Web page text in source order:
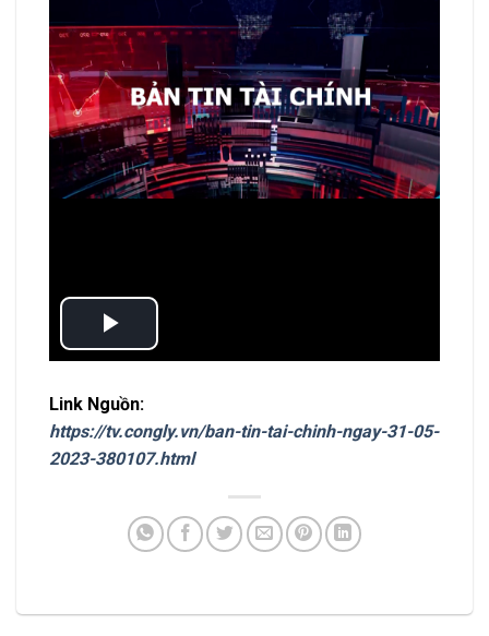
Link Nguồn:
https://tv.congly.vn/ban-tin-tai-chinh-ngay-31-05-
2023-380107.html